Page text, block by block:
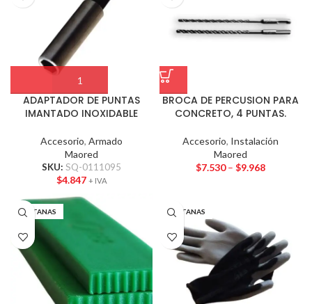
ADAPTADOR DE PUNTAS
IMANTADO INOXIDABLE
Accesorio, Armado
Maored
SKU: SQ-0111095
$4.847 + IVA
BROCA DE PERCUSION PARA
CONCRETO, 4 PUNTAS.
Accesorio, Instalación
Maored
$7.530– $9.968
VENTANAS VENTANAS